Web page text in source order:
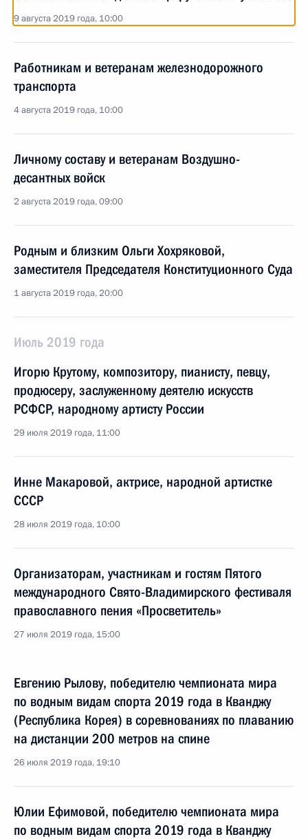
9 августа 2019 года, 10:00
Работникам и ветеранам железнодорожного
транспорта
4 августа 2019 года, 10:00
Личному составу и ветеранам Воздушно-
десантных войск
2 августа 2019 года, 09:00
Родным и близким Ольги Хохряковой,
заместителя Председателя Конституционного Суда
1 августа 2019 года, 20:00
Июль 2019 года
Игорю Крутому, композитору, пианисту, певцу,
продюсеру, заслуженному деятелю искусств
РСФСР, народному артисту России
29 июля 2019 года, 11:00
Инне Макаровой, актрисе, народной артистке
СССР
28 июля 2019 года, 10:00
Организаторам, участникам и гостям Пятого
международного Свято-Владимирского фестиваля
православного пения «Просветитель»
27 июля 2019 года, 15:00
Евгению Рылову, победителю чемпионата мира
по водным видам спорта 2019 года в Кванджу
(Республика Корея) в соревнованиях по плаванию
на дистанции 200 метров на спине
26 июля 2019 года, 19:10
Юлии Ефимовой, победителю чемпионата мира
по водным видам спорта 2019 года в Кванджу